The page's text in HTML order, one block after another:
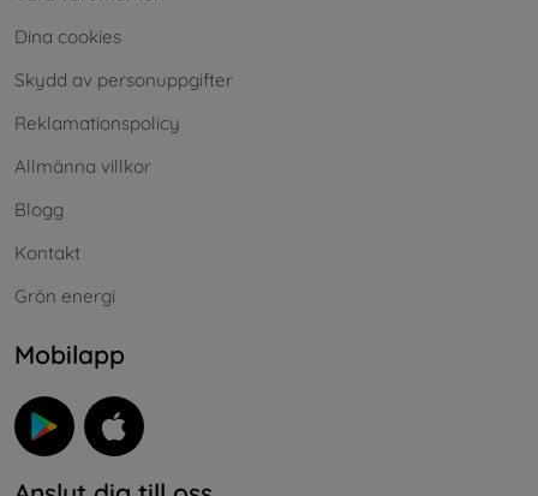
Dina cookies
Skydd av personuppgifter
Reklamationspolicy
Allmänna villkor
Blogg
Kontakt
Grön energi
Mobilapp